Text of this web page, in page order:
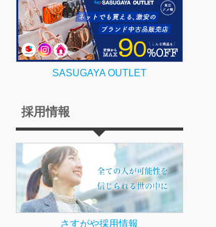
SASUGAYA OUTLET
採用情報
さすがや採用情報